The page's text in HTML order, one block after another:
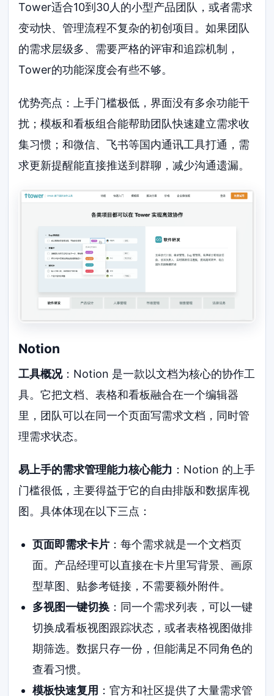
Tower适合10到30人的小型产品团队，或者需求
变动快、管理流程不复杂的初创项目。如果团队
的需求层级多、需要严格的评审和追踪机制，
Tower的功能深度会有些不够。
优势亮点：上手门槛极低，界面没有多余功能干
扰；模板和看板组合能帮助团队快速建立需求收
集习惯；和微信、飞书等国内通讯工具打通，需
求更新提醒能直接推送到群聊，减少沟通遗漏。
Notion
工具概况：Notion 是一款以文档为核心的协作工
具。它把文档、表格和看板融合在一个编辑器
里，团队可以在同一个页面写需求文档，同时管
理需求状态。
易上手的需求管理能力核心能力 ：Notion 的上手
门槛很低，主要得益于它的自由排版和数据库视
图。具体体现在以下三点：
页面即需求卡片：每个需求就是一个文档页
面。产品经理可以直接在卡片里写背景、画原
型草图、贴参考链接，不需要额外附件。
多视图一键切换：同一个需求列表，可以一键
切换成看板视图跟踪状态，或者表格视图做排
期筛选。数据只存一份，但能满足不同角色的
查看习惯。
模板快速复用 ：官方和社区提供了大量需求管